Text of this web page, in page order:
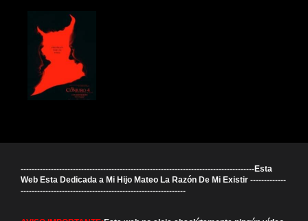
-------------------------------------------------------------------------------------Esta
Web Esta Dedicada a Mi Hijo Mateo La Razón De Mi Existir -------------
------------------------------------------------------------